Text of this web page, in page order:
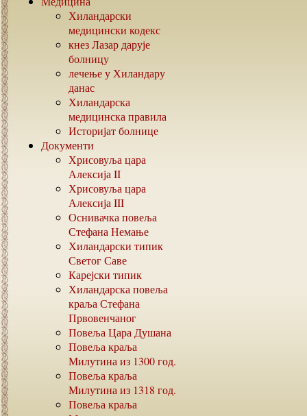
Хиландарски
медицински кодекс
кнез Лазар дарује
болницу
лечење у Хиландару
данас
Хиландарска
медицинска правила
Историјат болнице
Документи
Хрисовуља цара
Алексија II
Хрисовуља цара
Алексија III
Оснивачка повеља
Стефана Немање
Хиландарски типик
Светог Саве
Карејски типик
Хиландарска повеља
краља Стефана
Првовенчаног
Повеља Цара Душана
Повеља краља
Милутина из 1300год.
Повеља краља
Милутина из 1318 год.
Повеља краља